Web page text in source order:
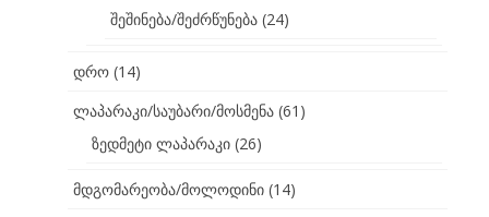
შეშინება/შეძრწუნება (24)
დრო (14)
ლაპარაკი/საუბარი/მოსმენა (61)
ზედმეტი ლაპარაკი (26)
მდგომარეობა/მოლოდინი (14)